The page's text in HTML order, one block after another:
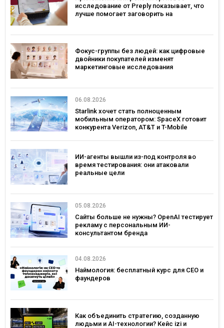
исследование от Preply показывает, что
лучше помогает заговорить на
Фокус-группы без людей: как цифровые
двойники покупателей изменят
маркетинговые исследования
06.08.2026
Starlink хочет стать полноценным
мобильным оператором: SpaceX готовит
конкурента Verizon, AT&T и T-Mobile
ИИ-агенты вышли из-под контроля во
время тестирования: они атаковали
реальные цели
05.08.2026
Сайты больше не нужны? OpenAI тестирует
рекламу с персональным ИИ-
консультантом бренда
04.08.2026
Наймология: бесплатный курс для CEO и
фаундеров
Как объединить стратегию, созданную
людьми и AI-технологии? Кейс izi и